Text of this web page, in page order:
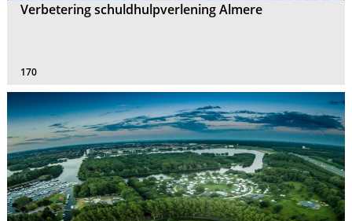
Verbetering schuldhulpverlening Almere
170